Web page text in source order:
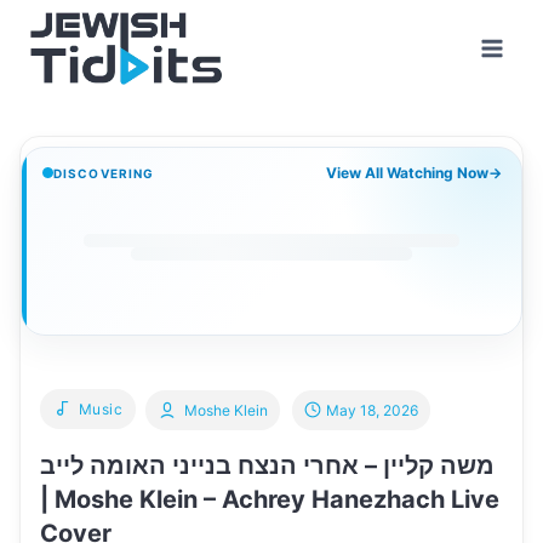
content
DISCOVERING View All Watching Now→
Music
משה קליין – אחרי הנצח בנייני האומה לייב
| Moshe Klein – Achrey Hanezhach Live
Cover
Moshe Klein May 18, 2026